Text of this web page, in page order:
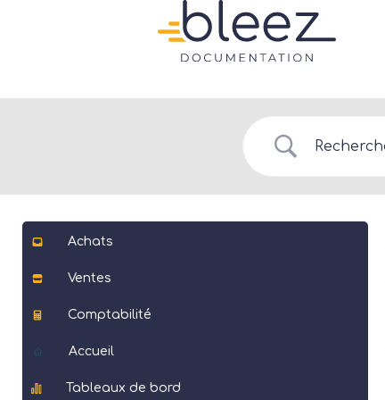
Achats
Ventes
Comptabilité
Accueil
Tableaux de bord